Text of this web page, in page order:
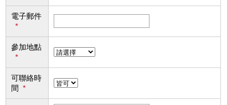
電子郵件
*
參加地點
*
可聯絡時
間 *